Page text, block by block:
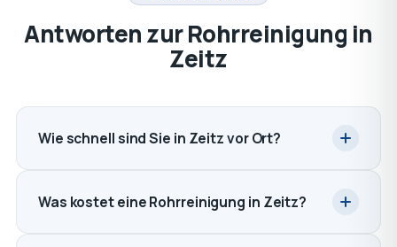
Antworten zur Rohrreinigung in
Zeitz
Wie schnell sind Sie in Zeitz vor Ort?
Was kostet eine Rohrreinigung in Zeitz?